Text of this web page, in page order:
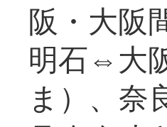
阪・大阪
明石⇔大
ま）、